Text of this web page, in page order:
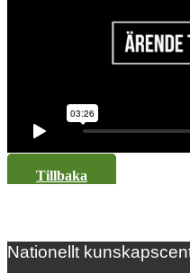
Tillbaka
Nationellt